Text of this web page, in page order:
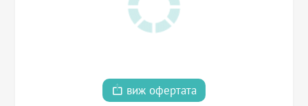
виж офертата